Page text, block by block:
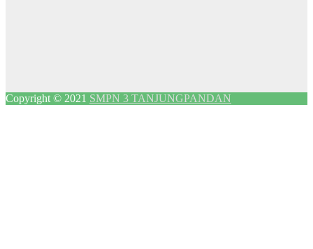
Copyright © 2021 SMPN 3 TANJUNGPANDAN